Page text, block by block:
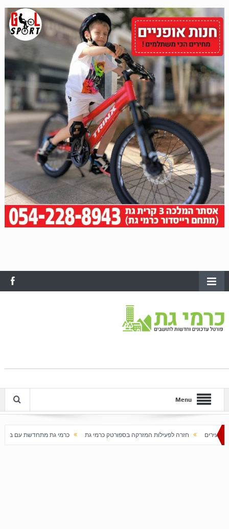
Menu
לפעילות המזרקה בספורטק כרמי גת כרמי גת מתחדשת עם בוא האביב עלייה